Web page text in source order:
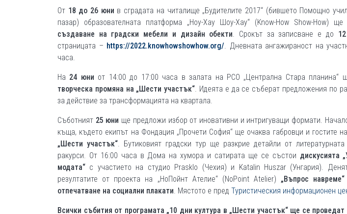
От 18 до 26 юни в сградата на читалище „Будителите 2017“ (бившето Помощно
пазар) образователната платформа „Ноу-Хау Шоу-Хау“ (Know-How Show-How)
създаване на градски мебели и дизайн обекти . Срокът за записване е до
страницата – https://2022.knowhowshowhow.org/ . Дневната ангажираност на
часа.
На 24 юни от 14:00 до 17:00 часа в залата на РСО „Централна Стара планина“
творческа промяна на „Шести участък“ . Идеята е да се съберат предложения по
за действие за трансформацията на квартала.
Съботният 25 юни ще предложи избор от иновативни и интригуващи формати.
къща, където екипът на Фондация „Прочети София“ ще очаква габровци и гостите
„Шести участък“ . Бутиковият градски тур ще разкрие детайли от
ракурси. От 16:00 часа в Дома на хумора и сатирата ще се състои дискусията
модата“ с участието на студио Prasklo (Чехия) и Katalin Huszar (Унгария).
резултатите от проекта на „НоПойнт Ателие“ (NoPoint Atelier) „Въпрос
отпечатване на социални плакати . Мястото е пред Туристическия информационен
Всички събития от програмата „10 дни култура в „Шести участък“ ще се